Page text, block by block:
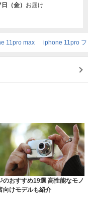
（金） お届け
11pro max iphone 11pro
のおすすめ19選 高性能なモノ
向けモデルも紹介